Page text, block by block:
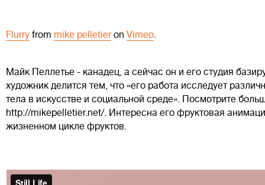
Flurry from mike pelletieron Vimeo.
Майк Пеллетье - канадец, а сейчас он и его студия
художник делится тем, что «его работа исследует
тела в искусстве и социальной среде». Посмотрите
http://mikepelletier.net/. Интересна его фруктовая
жизненном цикле фруктов.